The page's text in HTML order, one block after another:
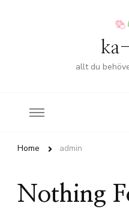
allt du
Home admin
Nothing